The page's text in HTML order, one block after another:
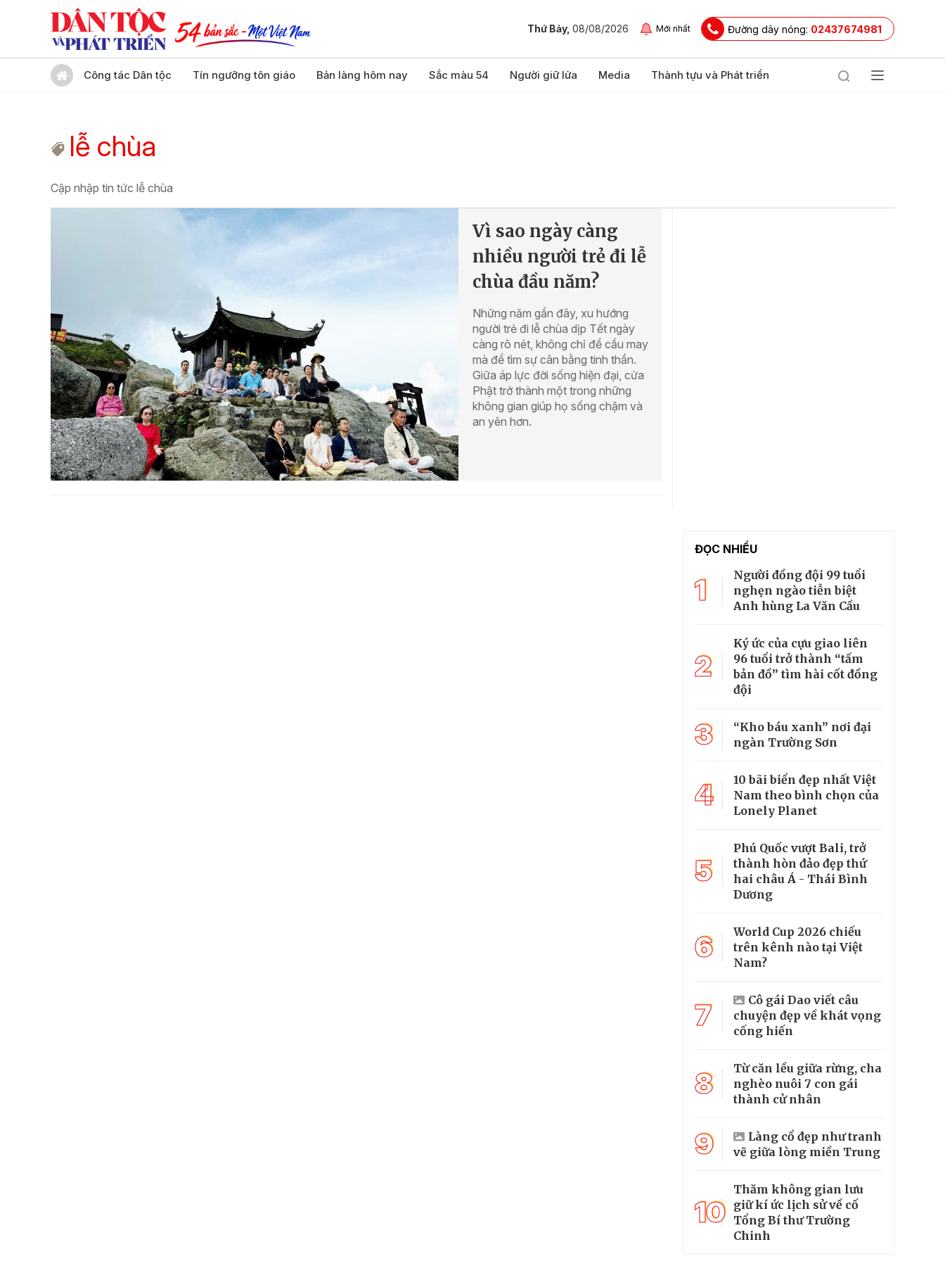
Thứ Bảy, 08/08/2026 Mới nhất Đường dây nóng: 02437674981
Công tác Dân tộc Tín ngưỡng tôn giáo Bản làng hôm nay Sắc màu 54 Người giữ lửa Media Thành tựu và Phát triển
lễ chùa
Cập nhập tin tức lễ chùa
Vì sao ngày càng
nhiều người trẻ đi lễ
chùa đầu năm?
Những năm gần đây, xu hướng
người trẻ đi lễ chùa dịp Tết ngày
càng rõ nét, không chỉ để cầu may
mà để tìm sự cân bằng tinh thần.
Giữa áp lực đời sống hiện đại, cửa
Phật trở thành một trong những
không gian giúp họ sống chậm và
an yên hơn.
ĐỌC NHIỀU
1
Người đồng đội 99 tuổi
nghẹn ngào tiễn biệt
Anh hùng La Văn Cầu
2
Ký ức của cựu giao liên
96 tuổi trở thành “tấm
bản đồ” tìm hài cốt đồng
đội
3
“Kho báu xanh” nơi đại
ngàn Trường Sơn
4
10 bãi biển đẹp nhất Việt
Nam theo bình chọn của
Lonely Planet
5
Phú Quốc vượt Bali, trở
thành hòn đảo đẹp thứ
hai châu Á - Thái Bình
Dương
6
World Cup 2026 chiếu
trên kênh nào tại Việt
Nam?
7
Cô gái Dao viết câu
chuyện đẹp về khát vọng
cống hiến
8
Từ căn lều giữa rừng, cha
nghèo nuôi 7 con gái
thành cử nhân
9
Làng cổ đẹp như tranh
vẽ giữa lòng miền Trung
10
Thăm không gian lưu
giữ kí ức lịch sử về cố
Tổng Bí thư Trường
Chinh